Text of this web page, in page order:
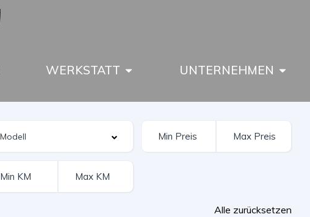
WERKSTATT UNTERNEHMEN
Alle zurücksetzen